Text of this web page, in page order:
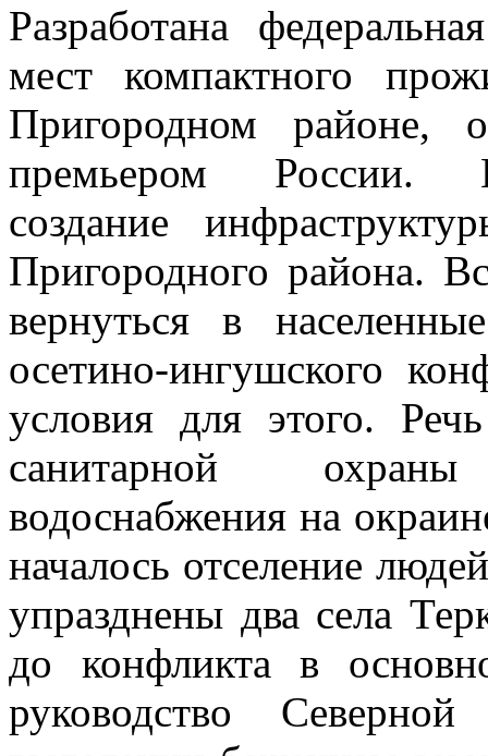
Разработана
мест компактного
Пригородном районе,
премьером России.
создание
Пригородного района.
вернуться в
осетино-ингушского
условия для этого.
санитарной
водоснабжения на
началось отселение
упразднены два села
до конфликта в
руководство